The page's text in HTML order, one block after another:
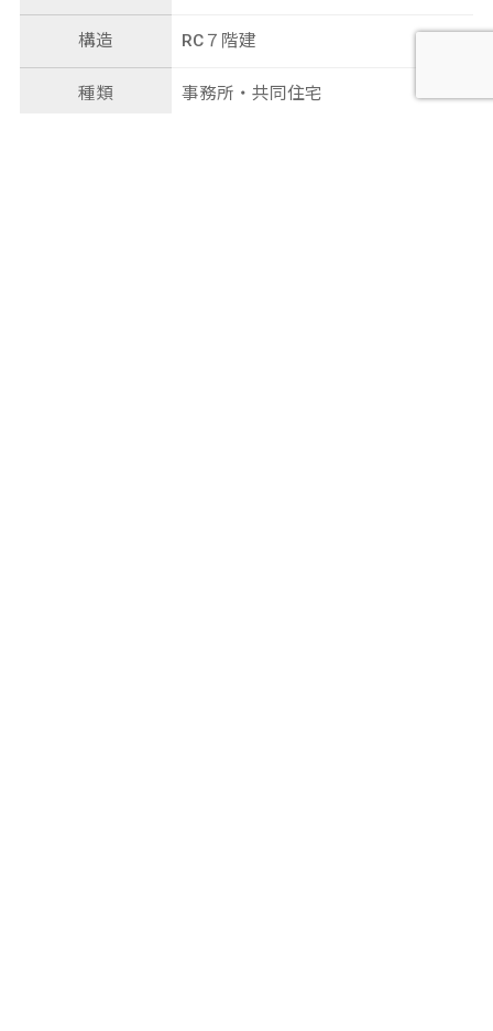
構造 RC７階建
種類 事務所・共同住宅